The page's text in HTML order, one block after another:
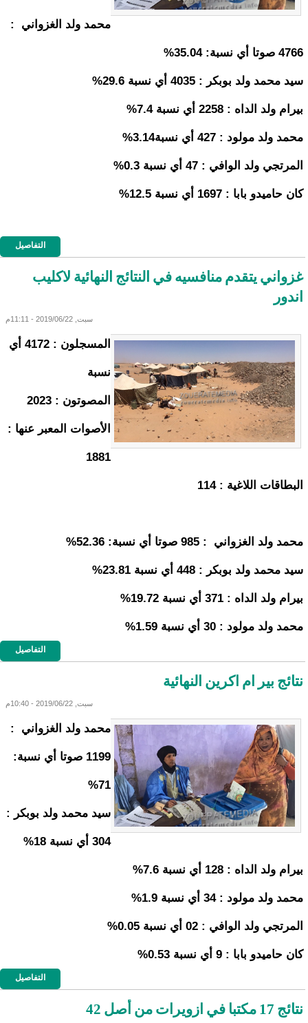
محمد ولد الغزواني :
4766 صوتا أي نسبة: 35.04%
سيد محمد ولد بوبكر : 4035 أي نسبة 29.6%
بيرام ولد الداه : 2258 أي نسبة 7.4%
محمد ولد مولود : 427 أي نسبة3.14%
المرتجي ولد الوافي : 47 أي نسبة 0.3%
كان حاميدو بابا : 1697 أي نسبة 12.5%
التفاصيل
غزواني يتقدم منافسيه في النتائج النهائية لاكليب
اندور
سبت, 2019/06/22 - 11:11م
المسجلون : 4172 أي
نسبة
المصوتون : 2023
الأصوات المعبر عنها :
1881
البطاقات اللاغية : 114
محمد ولد الغزواني : 985 صوتا أي نسبة: 52.36%
سيد محمد ولد بوبكر : 448 أي نسبة 23.81%
بيرام ولد الداه : 371 أي نسبة 19.72%
محمد ولد مولود : 30 أي نسبة 1.59%
التفاصيل
نتائج بير ام اكرين النهائية
سبت, 2019/06/22 - 10:40م
محمد ولد الغزواني :
1199 صوتا أي نسبة:
71%
سيد محمد ولد بوبكر :
304 أي نسبة 18%
بيرام ولد الداه : 128 أي نسبة 7.6%
محمد ولد مولود : 34 أي نسبة 1.9%
المرتجي ولد الوافي : 02 أي نسبة 0.05%
كان حاميدو بابا : 9 أي نسبة 0.53%
التفاصيل
نتائج 17 مكتبا في ازويرات من أصل 42